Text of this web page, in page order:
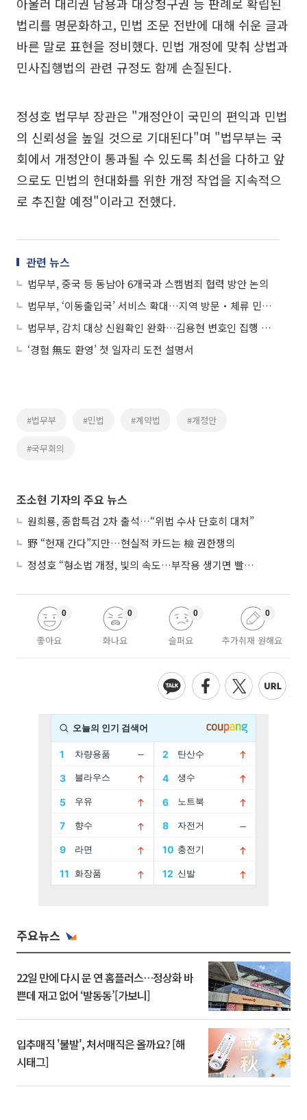
아울러 대리권 남용과 대상청구권 등 판례로 확립된
법리를 명문화하고, 민법 조문 전반에 대해 쉬운 글과
바른 말로 표현을 정비했다. 민법 개정에 맞춰 상법과
민사집행법의 관련 규정도 함께 손질된다.
정성호 법무부 장관은 "개정안이 국민의 편익과 민법
의 신뢰성을 높일 것으로 기대된다"며 "법무부는 국
회에서 개정안이 통과될 수 있도록 최선을 다하고 앞
으로도 민법의 현대화를 위한 개정 작업을 지속적으
로 추진할 예정"이라고 전했다.
관련 뉴스
법무부, 중국 등 동남아 6개국과 스캠범죄 협력 방안 논의
법무부, ‘이동출입국’ 서비스 확대…지역 방문‧체류 민원 처리
법무부, 감치 대상 신원확인 완화…김용현 변호인 집행 무산後 제도 개선
‘경험 無도 환영’ 첫 일자리 도전 설명서
#법무부 #민법 #계약법 #개정안
#국무회의
조소현 기자의 주요 뉴스
원희룡, 종합특검 2차 출석…“위법 수사 단호히 대처”
野 “헌재 간다”지만…현실적 카드는 檢 권한쟁의
정성호 “형소법 개정, 빛의 속도…부작용 생기면 빨리 고쳐야”
좋아요
0
화나요
0
슬퍼요
0
추가취재 원해요
0
주요뉴스
22일 만에 다시 문 연 홈플러스…정상화 바
쁜데 재고 없어 ‘발동동’[가보니]
입추매직 '불발', 처서매직은 올까요? [해
시태그]